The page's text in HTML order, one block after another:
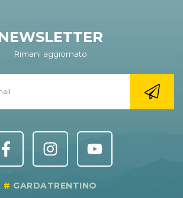
Rimani aggiornato
GARDATRENTINO